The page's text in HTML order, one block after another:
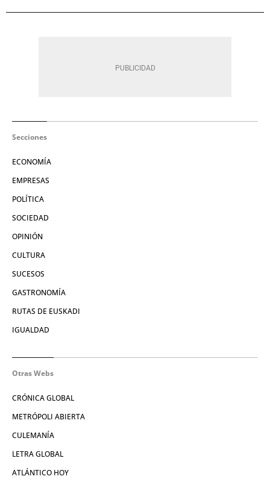
Secciones
ECONOMÍA
EMPRESAS
POLÍTICA
SOCIEDAD
OPINIÓN
CULTURA
SUCESOS
GASTRONOMÍA
RUTAS DE EUSKADI
IGUALDAD
Otras Webs
CRÓNICA GLOBAL
METRÓPOLI ABIERTA
CULEMANÍA
LETRA GLOBAL
ATLÁNTICO HOY